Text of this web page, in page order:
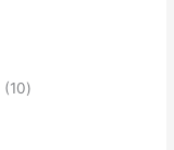
10